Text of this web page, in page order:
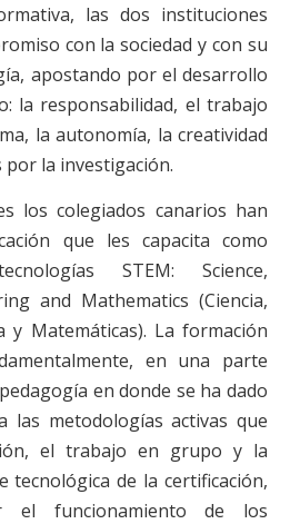
las dos instituciones
con la sociedad y con su
apostando por el desarrollo
la responsabilidad, el trabajo
la autonomía, la creatividad
la investigación.
los colegiados canarios han
que les capacita como
STEM: Science,
and Mathematics (Ciencia,
y Matemáticas). La formación
en una parte
en donde se ha dado
las metodologías activas que
el trabajo en grupo y la
tecnológica de la certificación,
el funcionamiento de los